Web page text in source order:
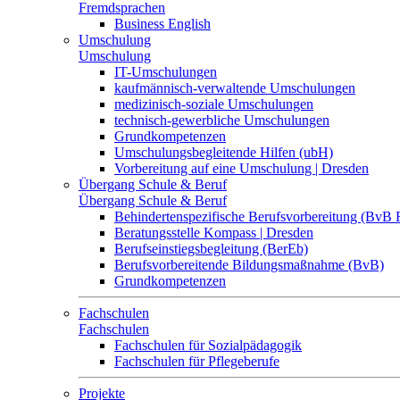
Fremdsprachen
Business English
Umschulung
Umschulung
IT-Umschulungen
kaufmännisch-verwaltende Umschulungen
medizinisch-soziale Umschulungen
technisch-gewerbliche Umschulungen
Grundkompetenzen
Umschulungsbegleitende Hilfen (ubH)
Vorbereitung auf eine Umschulung | Dresden
Übergang Schule & Beruf
Übergang Schule & Beruf
Behindertenspezifische Berufsvorbereitung (BvB
Beratungsstelle Kompass | Dresden
Berufseinstiegsbegleitung (BerEb)
Berufsvorbereitende Bildungsmaßnahme (BvB)
Grundkompetenzen
Fachschulen
Fachschulen
Fachschulen für Sozialpädagogik
Fachschulen für Pflegeberufe
Projekte